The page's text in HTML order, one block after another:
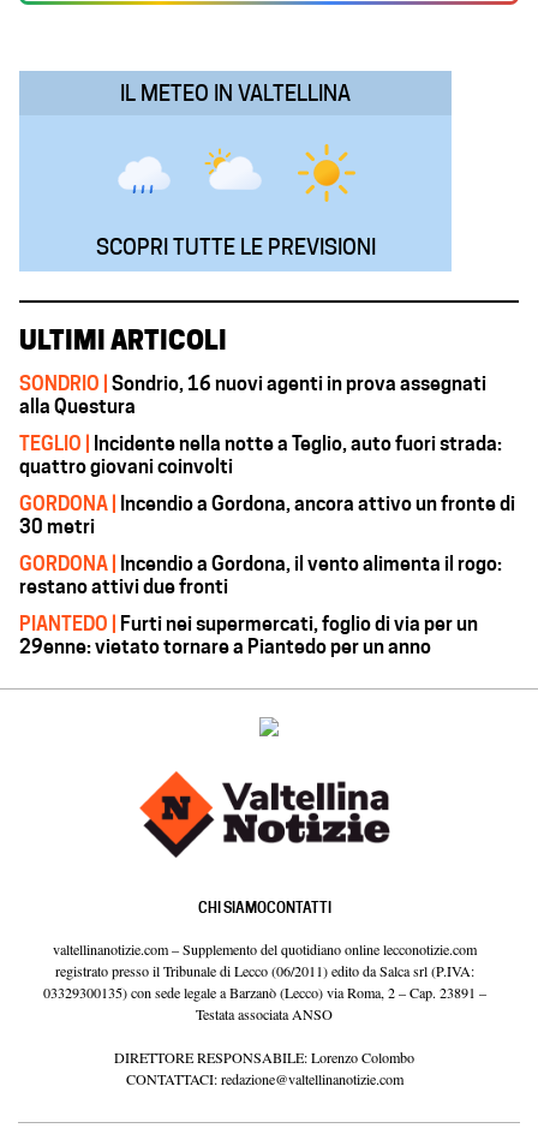
IL METEO IN VALTELLINA
SCOPRI TUTTE LE PREVISIONI
ULTIMI ARTICOLI
SONDRIO | Sondrio, 16 nuovi agenti in prova assegnati
alla Questura
TEGLIO |
Incidente nella notte a Teglio, auto fuori strada:
quattro giovani coinvolti
GORDONA |
Incendio a Gordona, ancora attivo un fronte di
30 metri
GORDONA |
Incendio a Gordona, il vento alimenta il rogo:
restano attivi due fronti
PIANTEDO |
Furti nei supermercati, foglio di via per un
29enne: vietato tornare a Piantedo per un anno
CHI SIAMOCONTATTI
valtellinanotizie.com – Supplemento del quotidiano online lecconotizie.com
registrato presso il Tribunale di Lecco (06/2011) edito da Salca srl (P.IVA:
03329300135) con sede legale a Barzanò (Lecco) via Roma, 2 – Cap. 23891 –
Testata associata ANSO
DIRETTORE RESPONSABILE: Lorenzo Colombo
CONTATTACI:redazione@valtellinanotizie.com